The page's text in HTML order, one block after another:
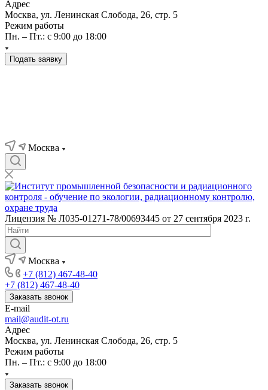
Адрес
Москва, ул. Ленинская Слобода, 26, стр. 5
Режим работы
Пн. – Пт.: с 9:00 до 18:00
Подать заявку
Москва
Лицензия № Л035-01271-78/00693445 от 27 сентября 2023 г.
Москва
+7 (812) 467-48-40
+7 (812) 467-48-40
Заказать звонок
E-mail
mail@audit-ot.ru
Адрес
Москва, ул. Ленинская Слобода, 26, стр. 5
Режим работы
Пн. – Пт.: с 9:00 до 18:00
Заказать звонок